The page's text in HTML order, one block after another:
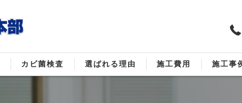
カビ菌検査 選ばれる理由 施工費用 施工事